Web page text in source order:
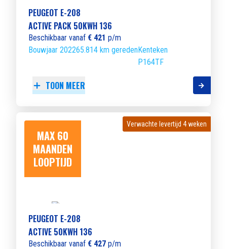
PEUGEOT E-208
ACTIVE PACK 50KWH 136
Beschikbaar vanaf € 421 p/m
Bouwjaar 202265.814 km geredenKenteken
P164TF
TOON MEER
MAX 60
MAANDEN
LOOPTIJD
Verwachte levertijd 4 weken
Verwachte levertijd 4 weken
PEUGEOT E-208
ACTIVE 50KWH 136
Beschikbaar vanaf € 427 p/m